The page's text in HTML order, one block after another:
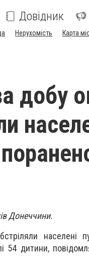
Довідник
Нерухомість Карта
добу
Донеччини.
населені
54 дитини,